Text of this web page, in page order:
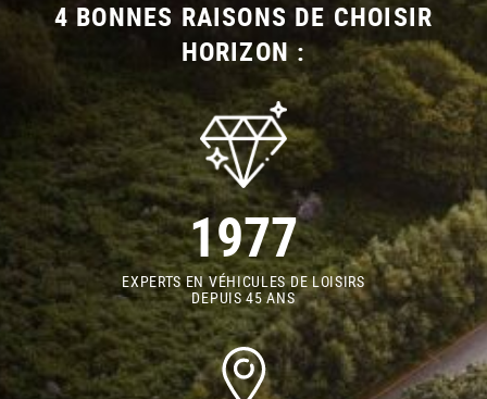
4 BONNES RAISONS DE CHOISIR
HORIZON :
1977
EXPERTS EN VÉHICULES DE LOISIRS
DEPUIS 45 ANS